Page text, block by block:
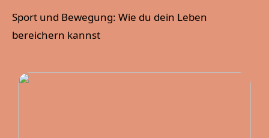
Sport und Bewegung: Wie du dein Leben
bereichern kannst